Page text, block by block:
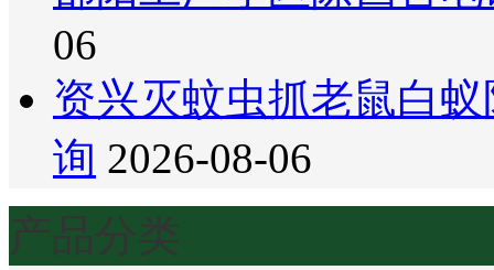
06
资兴灭蚊虫抓老鼠白
询 2026-08-06
产品分类